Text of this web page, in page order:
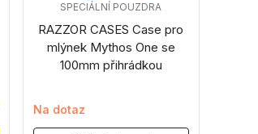
RAZZOR CASES Case pro
mlýnek Mythos One se
100mm přihrádkou
SPECIÁLNÍ POUZDRA
Na dotaz